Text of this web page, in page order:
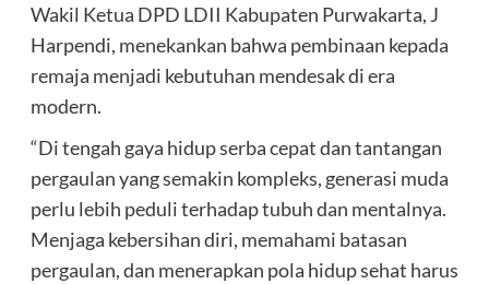
Wakil Ketua DPD LDII Kabupaten Purwakarta, J
Harpendi, menekankan bahwa pembinaan kepada
remaja menjadi kebutuhan mendesak di era
modern.
“Di tengah gaya hidup serba cepat dan tantangan
pergaulan yang semakin kompleks, generasi muda
perlu lebih peduli terhadap tubuh dan mentalnya.
Menjaga kebersihan diri, memahami batasan
pergaulan, dan menerapkan pola hidup sehat harus